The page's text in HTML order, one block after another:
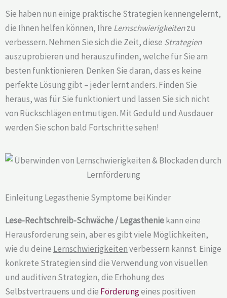
Sie haben nun einige praktische Strategien kennengelernt,
die Ihnen helfen können, Ihre Lernschwierigkeitenzu
verbessern. Nehmen Sie sich die Zeit, diese Strategien
auszuprobieren und herauszufinden, welche für Sie am
besten funktionieren. Denken Sie daran, dass es keine
perfekte Lösung gibt – jeder lernt anders. Finden Sie
heraus, was für Sie funktioniert und lassen Sie sich nicht
von Rückschlägen entmutigen. Mit Geduld und Ausdauer
werden Sie schon bald Fortschritte sehen!
Einleitung Legasthenie Symptome bei Kinder
Lese-Rechtschreib-Schwäche / Legastheniekann eine
Herausforderung sein, aber es gibt viele Möglichkeiten,
wie du deine Lernschwierigkeitenverbessern kannst. Einige
konkrete Strategien sind die Verwendung von visuellen
und auditiven Strategien, die Erhöhung des
Selbstvertrauens und die Förderungeines positiven